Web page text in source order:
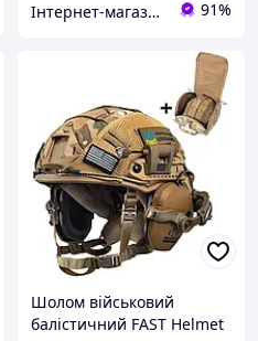
Інтернет-магазин Allegoriya 91%
Шолом військовий
балістичний FAST Helmet